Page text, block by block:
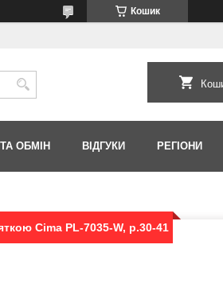
Кошик
ОБМІН ВІДГУКИ РЕГІОНИ
Cima PL-7035-W, р.30-41